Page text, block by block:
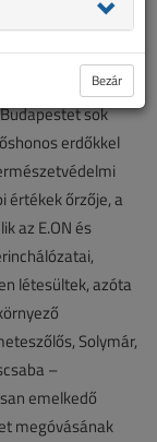
védett
sok
erdőkkel
értékek őrzője, a
az E.ON és
létesültek, azóta
Solymár,
–
emelkedő
megóvásának
Bezár